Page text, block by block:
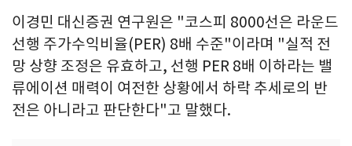
이경민 대신증권 연구원은 "코스피 8000선은 라운드
선행 주가수익비율(PER) 8배 수준"이라며 "실적 전
망 상향 조정은 유효하고, 선행 PER 8배 이하라는 밸
류에이션 매력이 여전한 상황에서 하락 추세로의 반
전은 아니라고 판단한다"고 말했다.